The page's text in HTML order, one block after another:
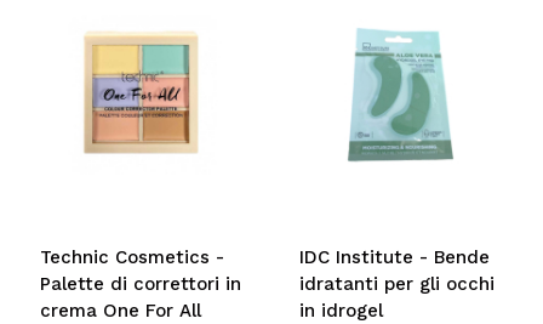
Technic Cosmetics -
Palette di correttori in
crema One For All
IDC Institute - Bende
idratanti per gli occhi
in idrogel